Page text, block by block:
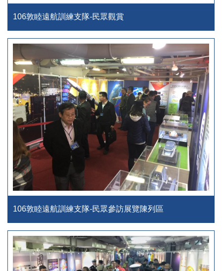
106敦睦遠航訓練支隊-民眾觀賞
106敦睦遠航訓練支隊-民眾參訪展覽陳列區